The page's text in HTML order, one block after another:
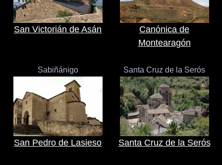
San Victorián de Asán
Canónica de
Montearagón
Sabiñánigo
San Pedro de Lasieso
Santa Cruz de la Serós
Santa Cruz de la Serós